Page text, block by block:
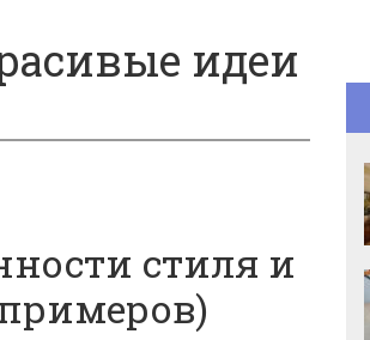
идеи
стиля и